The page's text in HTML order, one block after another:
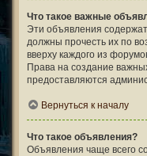
Что такое важные
Эти объявления
должны прочесть их по
вверху каждого из
Права на создание
предоставляются
Вернуться к началу
Что такое объявления?
Объявления чаще всего